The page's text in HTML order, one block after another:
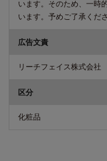
います。そのため、一時
います。予めご了承くだ
広告文責
リーチフェイス株式会社
区分
化粧品